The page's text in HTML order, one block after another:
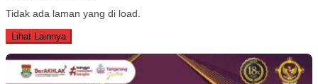
Tidak ada laman yang di load.
Lihat Lainnya